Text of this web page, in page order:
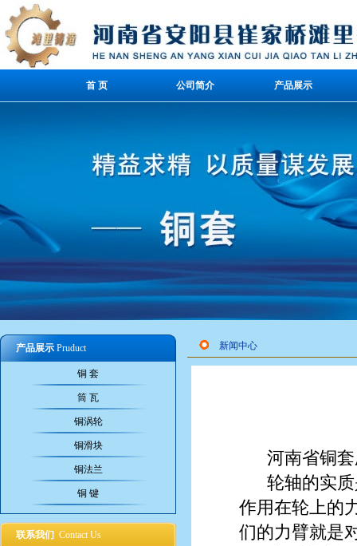
首 页 公司简介 产品展示
产品展示 Pruduct
铜 套
筒 瓦
铜涡轮
铜滑块
铜法兰
铜 键
联系我们 Contact Us
新闻中心
河南省铜
轮轴的实
作用在轮上的
们的力臂就是